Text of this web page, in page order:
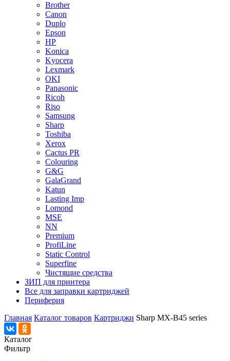
Brother
Canon
Duplo
Epson
HP
Konica
Kyocera
Lexmark
OKI
Panasonic
Ricoh
Riso
Samsung
Sharp
Toshiba
Xerox
Cactus PR
Colouring
G&G
GalaGrand
Katun
Lasting Imp
Lomond
MSE
NN
Premium
ProfiLine
Static Control
Superfine
Чистящие средства
ЗИП для принтера
Все для заправки картриджей
Периферия
Главная Каталог товаров Картриджи Sharp MX-B45 series
Каталог
Фильтр